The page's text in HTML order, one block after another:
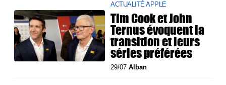
ACTUALITÉ APPLE
Tim Cook et John
Ternus évoquent la
transition et leurs
séries préférées
29/07Alban